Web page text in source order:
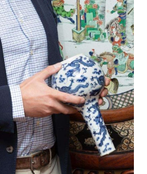
classiques aux meubles
pièce est une fenêtre ouverte
offrant une invitation à traverser
de chaque mouvement artistique
qui captivent par leur histoire et
collection avec goût et